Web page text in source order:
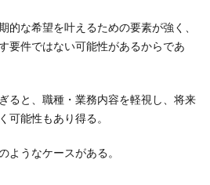
的な希望を叶えるための要素が強く、
要件ではない可能性があるからであ
ると、職種・業務内容を軽視し、将来
可能性もあり得る。
ようなケースがある。